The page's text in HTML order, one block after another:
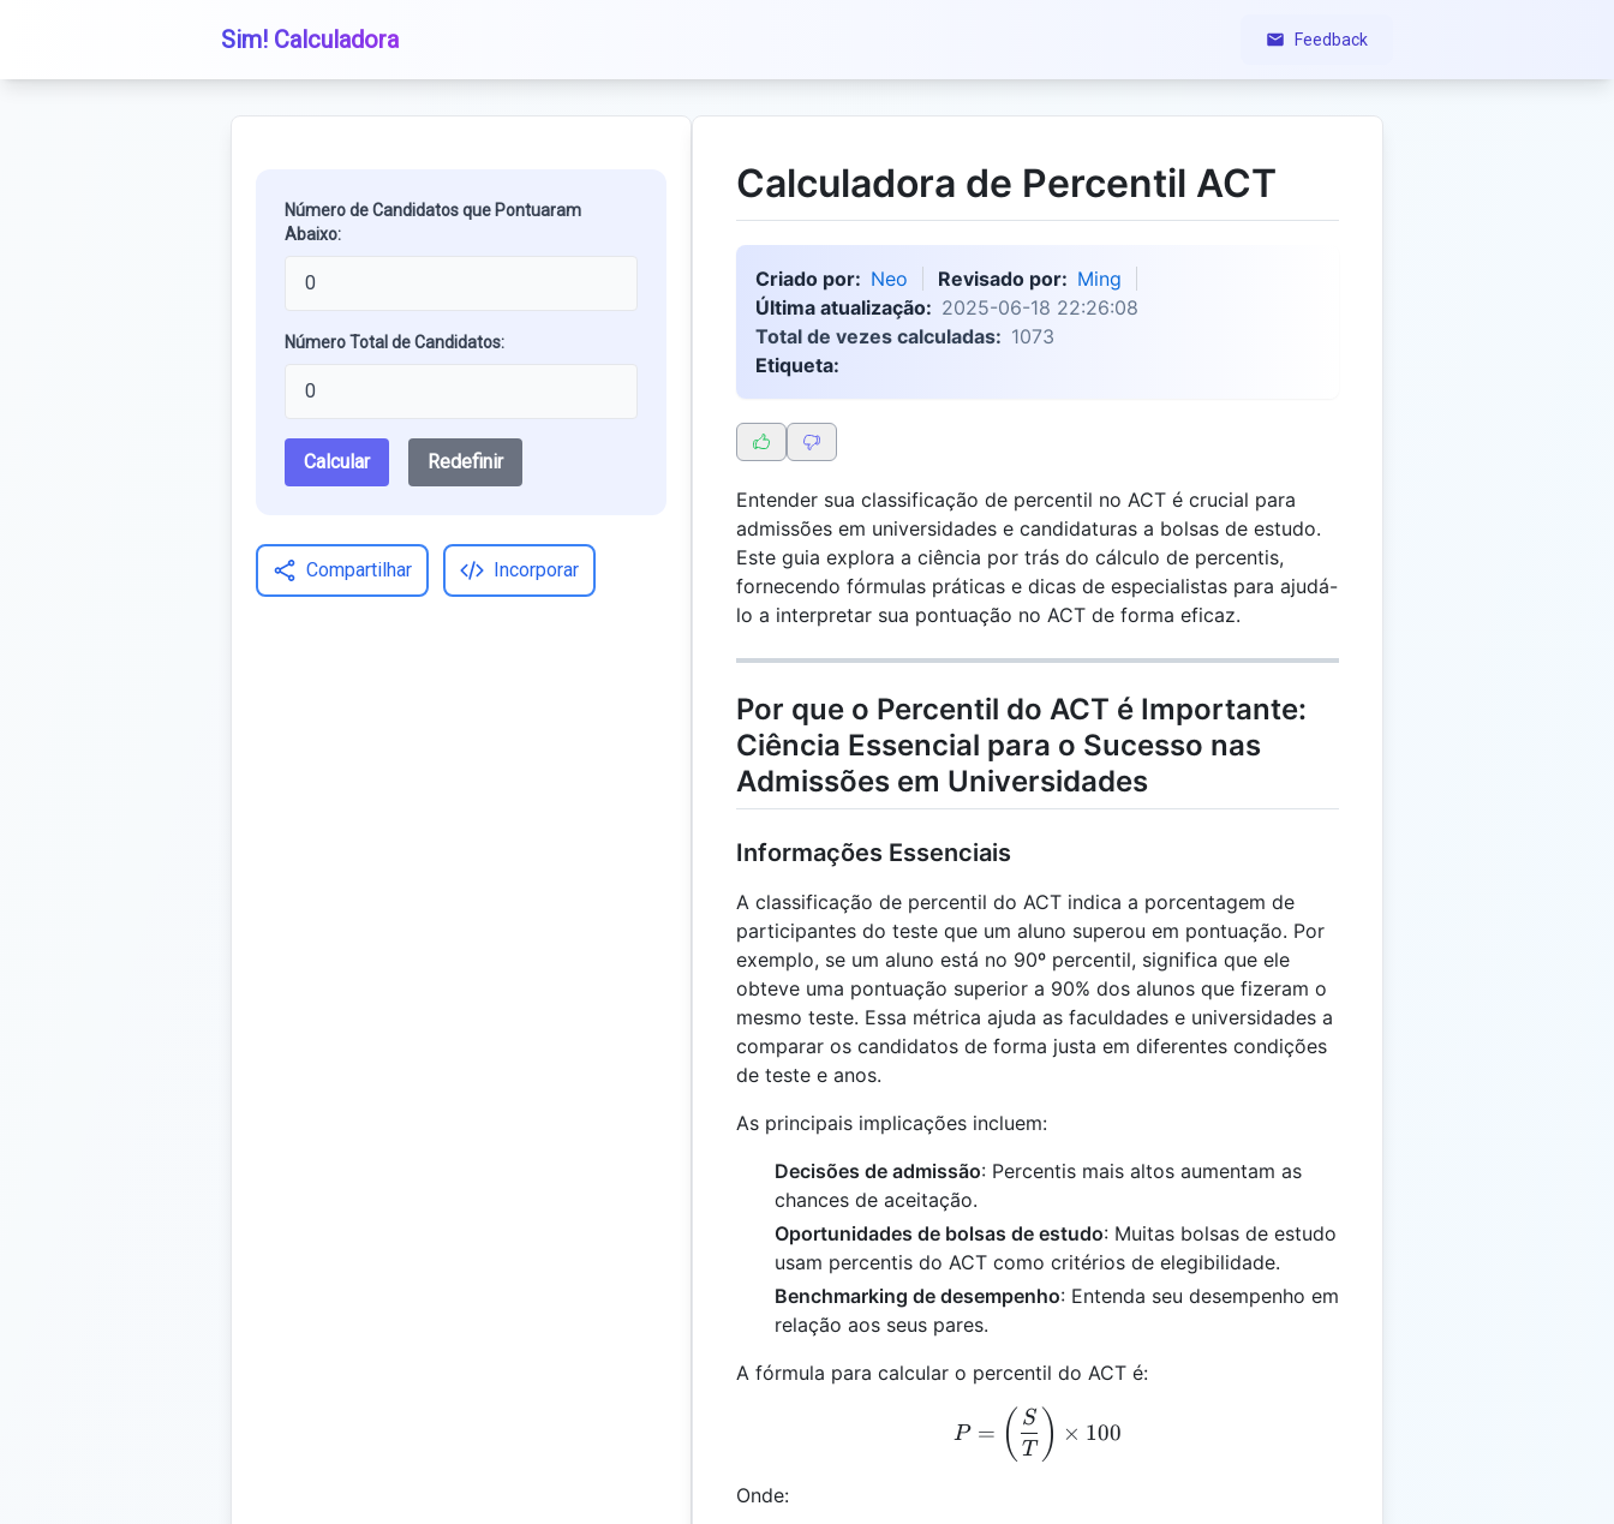
Sim! Calculadora Feedback
Número de Candidatos que Pontuaram
Abaixo:
Número Total de Candidatos:
Calcular Redefinir
Compartilhar Incorporar
Calculadora de Percentil ACT
Criado por: Neo Revisado por: Ming
Última atualização: 2025-06-18 22:26:08
Total de vezes calculadas: 1073
Etiqueta:
Entender sua classificação de percentil no ACT é crucial para
admissões em universidades e candidaturas a bolsas de estudo.
Este guia explora a ciência por trás do cálculo de percentis,
fornecendo fórmulas práticas e dicas de especialistas para ajudá-
lo a interpretar sua pontuação no ACT de forma eficaz.
Por que o Percentil do ACT é Importante:
Ciência Essencial para o Sucesso nas
Admissões em Universidades
Informações Essenciais
A classificação de percentil do ACT indica a porcentagem de
participantes do teste que um aluno superou em pontuação. Por
exemplo, se um aluno está no 90º percentil, significa que ele
obteve uma pontuação superior a 90% dos alunos que fizeram o
mesmo teste. Essa métrica ajuda as faculdades e universidades a
comparar os candidatos de forma justa em diferentes condições
de teste e anos.
As principais implicações incluem:
Decisões de admissão: Percentis mais altos aumentam as
chances de aceitação.
Oportunidades de bolsas de estudo: Muitas bolsas de estudo
usam percentis do ACT como critérios de elegibilidade.
Benchmarking de desempenho: Entenda seu desempenho em
relação aos seus pares.
A fórmula para calcular o percentil do ACT é:
P = \left(\frac{S}{T}\right) \times 100
P = ( T
S ) × 100
Onde: